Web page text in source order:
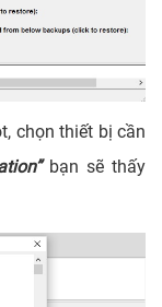
chọn thiết bị cần
bạn sẽ thấy